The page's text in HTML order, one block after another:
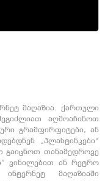
მაღაზია. ქართული
აღმოაჩინოთ
გრამფირფიტები, ან
„პლასტინკები“
გაიცნოთ თანამედროვე
ვინილებით ან რეტრო
მაღაზიაში